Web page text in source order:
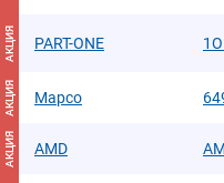
АКЦИЯ PART-ONE
АКЦИЯ Mapco
АКЦИЯ AMD